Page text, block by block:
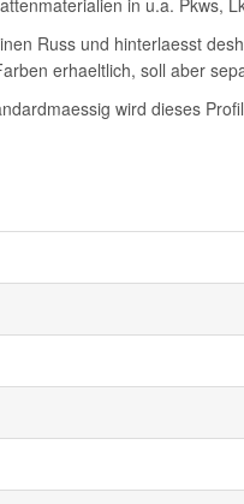
in u.a. Pkws,
Russ und hinterlaesst
erhaeltlich, soll aber
wird dieses